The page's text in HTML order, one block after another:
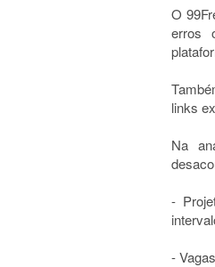
O
erros
links
Na
-
-